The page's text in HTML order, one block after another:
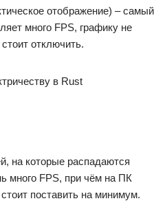
отображение) – самый
много FPS, графику не
отключить.
в Rust
на которые распадаются
много FPS, при чём на ПК
поставить на минимум.